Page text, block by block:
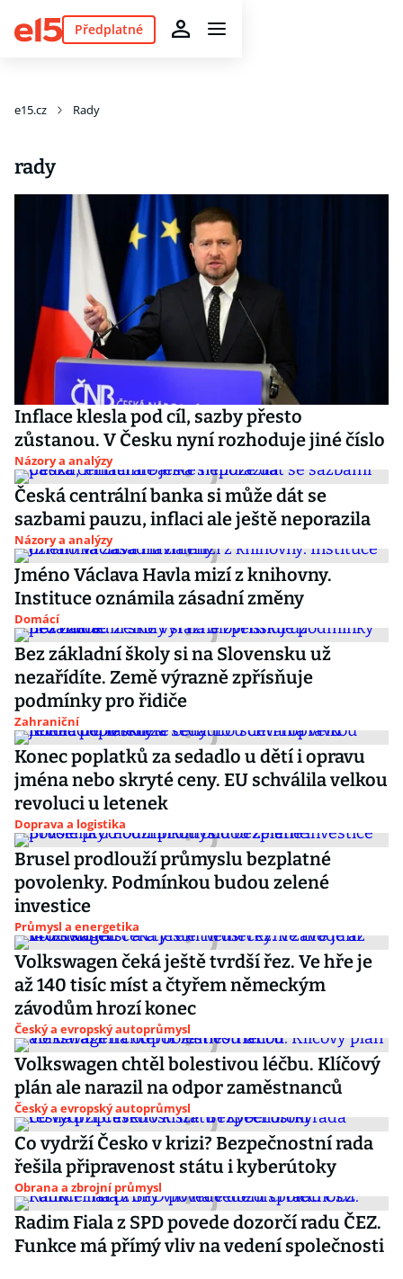
Předplatné
e15.cz Rady
rady
Inflace klesla pod cíl, sazby přesto
zůstanou. V Česku nyní rozhoduje jiné číslo
Názory a analýzy
Česká centrální banka si může dát se
sazbami pauzu, inflaci ale ještě neporazila
Názory a analýzy
Jméno Václava Havla mizí z knihovny.
Instituce oznámila zásadní změny
Domácí
Bez základní školy si na Slovensku už
nezařídíte. Země výrazně zpřísňuje
podmínky pro řidiče
Zahraniční
Konec poplatků za sedadlo u dětí i opravu
jména nebo skryté ceny. EU schválila velkou
revoluci u letenek
Doprava a logistika
Brusel prodlouží průmyslu bezplatné
povolenky. Podmínkou budou zelené
investice
Průmysl a energetika
Volkswagen čeká ještě tvrdší řez. Ve hře je
až 140 tisíc míst a čtyřem německým
závodům hrozí konec
Český a evropský autoprůmysl
Volkswagen chtěl bolestivou léčbu. Klíčový
plán ale narazil na odpor zaměstnanců
Český a evropský autoprůmysl
Co vydrží Česko v krizi? Bezpečnostní rada
řešila připravenost státu i kyberútoky
Obrana a zbrojní průmysl
Radim Fiala z SPD povede dozorčí radu ČEZ.
Funkce má přímý vliv na vedení společnosti